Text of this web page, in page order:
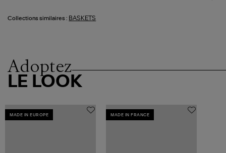
Collections similaires : BASKETS
Adoptez
LE LOOK
MADE IN EUROPE MADE IN FRANCE